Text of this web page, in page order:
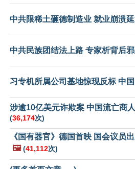
中共限稀土砸德制造业 就业崩溃
中共民族团结法上路 专家析背后
习专机所属公司基地惊现反标 中
涉逾10亿美元诈欺案 中国流亡商
(36,174次)
《国有器官》德国首映 国会议员
🖼️ (41,112次)